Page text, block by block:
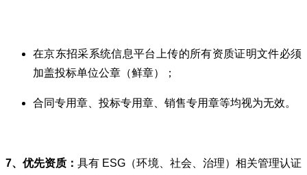
在京东招采系统信息平台上传的所有资质证明文件必须
加盖投标单位公章（鲜章）；
合同专用章、投标专用章、销售专用章等均视为无效。
7、优先资质：具有 ESG （环境、社会、治理）相关管理认证